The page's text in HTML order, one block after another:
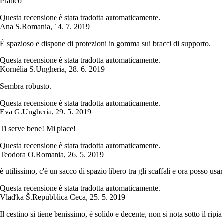
Questa recensione è stata tradotta automaticamente.
Ana S.Romania, 14. 7. 2019
È spazioso e dispone di protezioni in gomma sui bracci di supporto.
Questa recensione è stata tradotta automaticamente.
Kornélia S.Ungheria, 28. 6. 2019
Sembra robusto.
Questa recensione è stata tradotta automaticamente.
Eva G.Ungheria, 29. 5. 2019
Ti serve bene! Mi piace!
Questa recensione è stata tradotta automaticamente.
Teodora O.Romania, 26. 5. 2019
è utilissimo, c'è un sacco di spazio libero tra gli scaffali e ora posso
Questa recensione è stata tradotta automaticamente.
Vlaďka Š.Repubblica Ceca, 25. 5. 2019
Il cestino si tiene benissimo, è solido e decente, non si nota sotto il